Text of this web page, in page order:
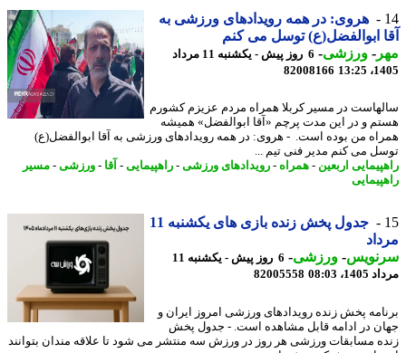
هروی: در همه رویدادهای ورزشی به
ابوالفضل(ع) توسل می کنم
-ورزشی-
6 روز پیش - یکشنبه 11 مرداد
82008166
در مسیر کربلا همراه مردم عزیزم کشورم
و در این مدت پرچم «آقا ابوالفضل» همیشه
من بوده است. - هروی: در همه رویدادهای ورزشی به آقا ابوالفضل(ع)
می کنم مدیر فنی تیم ...
اربعین -همراه- رویدادهای ورزشی -راهپیمایی-آقا - ورزشی -مسیر
جدول پخش زنده بازی های یکشنبه 11
-ورزشی-
6 روز پیش - یکشنبه 11
08:03
82005558
پخش زنده رویدادهای ورزشی امروز ایران و
در ادامه قابل مشاهده است. - جدول پخش
مسابقات ورزشی هر روز در ورزش سه منتشر می شود تا علاقه مندان بتوانند